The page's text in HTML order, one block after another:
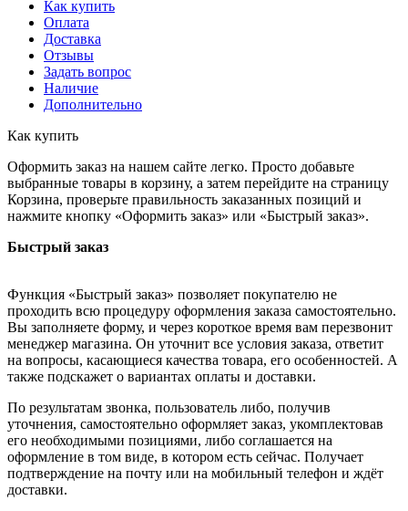
Как купить
Оплата
Доставка
Отзывы
Задать вопрос
Наличие
Дополнительно
Как купить
Оформить заказ на нашем сайте легко. Просто добавьте
выбранные товары в корзину, а затем перейдите на страницу
Корзина, проверьте правильность заказанных позиций и
нажмите кнопку «Оформить заказ» или «Быстрый заказ».
Быстрый заказ
Функция «Быстрый заказ» позволяет покупателю не
проходить всю процедуру оформления заказа самостоятельно.
Вы заполняете форму, и через короткое время вам перезвонит
менеджер магазина. Он уточнит все условия заказа, ответит
на вопросы, касающиеся качества товара, его особенностей. А
также подскажет о вариантах оплаты и доставки.
По результатам звонка, пользователь либо, получив
уточнения, самостоятельно оформляет заказ, укомплектовав
его необходимыми позициями, либо соглашается на
оформление в том виде, в котором есть сейчас. Получает
подтверждение на почту или на мобильный телефон и ждёт
доставки.